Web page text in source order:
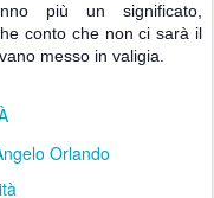
più un significato,
conto che non ci sarà il
messo in valigia.
Orlando